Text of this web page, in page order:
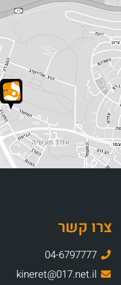
צרו קשר
04-6797777
kineret@017.net.il